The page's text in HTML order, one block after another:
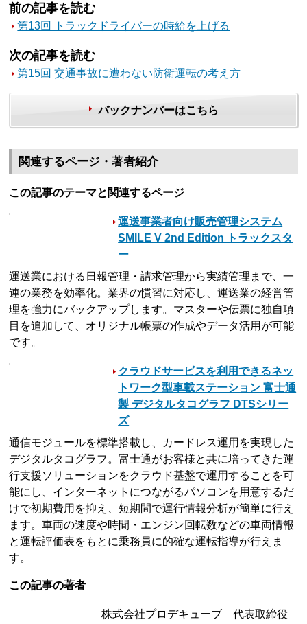
前の記事を読む
第13回 トラックドライバーの時給を上げる
次の記事を読む
第15回 交通事故に遭わない防衛運転の考え方
バックナンバーはこちら
関連するページ・著者紹介
この記事のテーマと関連するページ
運送事業者向け販売管理システム
SMILE V 2nd Edition トラックスタ
ー
運送業における日報管理・請求管理から実績管理まで、一
連の業務を効率化。業界の慣習に対応し、運送業の経営管
理を強力にバックアップします。マスターや伝票に独自項
目を追加して、オリジナル帳票の作成やデータ活用が可能
です。
クラウドサービスを利用できるネッ
トワーク型車載ステーション 富士通
製 デジタルタコグラフ DTSシリー
ズ
通信モジュールを標準搭載し、カードレス運用を実現した
デジタルタコグラフ。富士通がお客様と共に培ってきた運
行支援ソリューションをクラウド基盤で運用することを可
能にし、インターネットにつながるパソコンを用意するだ
けで初期費用を抑え、短期間で運行情報分析が簡単に行え
ます。車両の速度や時間・エンジン回転数などの車両情報
と運転評価表をもとに乗務員に的確な運転指導が行えま
す。
この記事の著者
株式会社プロデキューブ 代表取締役